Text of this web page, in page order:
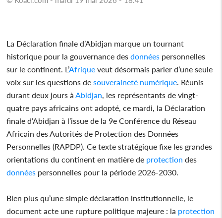
La Déclaration finale d’Abidjan marque un tournant
historique pour la gouvernance des données personnelles
sur le continent. L’Afrique veut désormais parler d’une seule
voix sur les questions de souveraineté numérique . Réunis
durant deux jours à Abidjan , les représentants de vingt-
quatre pays africains ont adopté, ce mardi, la Déclaration
finale d’Abidjan à l’issue de la 9e Conférence du Réseau
Africain des Autorités de Protection des Données
Personnelles (RAPDP). Ce texte stratégique fixe les grandes
orientations du continent en matière de protection des
données personnelles pour la période 2026-2030.
Bien plus qu’une simple déclaration institutionnelle, le
document acte une rupture politique majeure : la protection